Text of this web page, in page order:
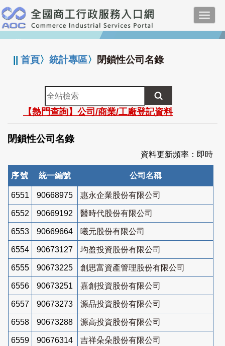
跳
到
主
要
:::
||首頁〉統計專區〉 閉鎖性公司名錄
全
站
檢
索
【熱門查詢】公司/商業/工廠登記資料
閉鎖性公司名錄
資料更新頻率：即時
序號 統一編號 公司名稱
6551 90668975 惠永企業股份有限公司
6552 90669192 醫時代股份有限公司
6553 90669664 曦元股份有限公司
6554 90673127 均盈投資股份有限公司
6555 90673225 創思富資產管理股份有限公司
6556 90673251 嘉創投資股份有限公司
6557 90673273 源品投資股份有限公司
6558 90673288 源高投資股份有限公司
6559 90676314 吉祥朵朵股份有限公司